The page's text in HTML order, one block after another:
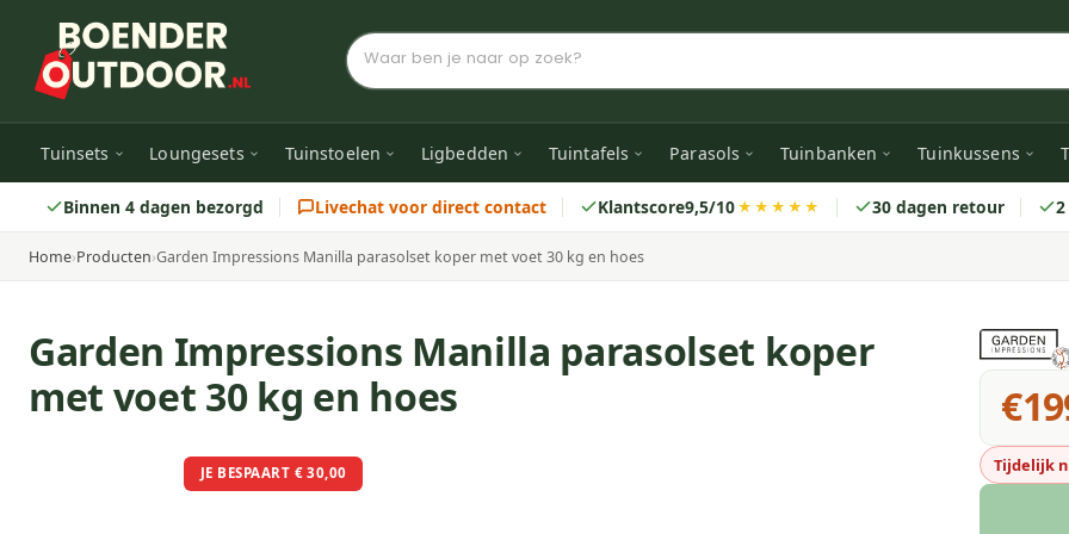
Tuinsets Loungesets Tuinstoelen Ligbedden Tuintafels Parasols Tuinbanken Tuinkussens
Binnen 4 dagen bezorgd Livechat voor direct contact Klantscore9,5/10★★★★★ 30 dagen retour
Home›Producten›Garden Impressions Manilla parasolset koper met voet 30 kg en hoes
Garden Impressions Manilla parasolset koper
met voet 30 kg en hoes
JE BESPAART € 30,00 Tijdelijk